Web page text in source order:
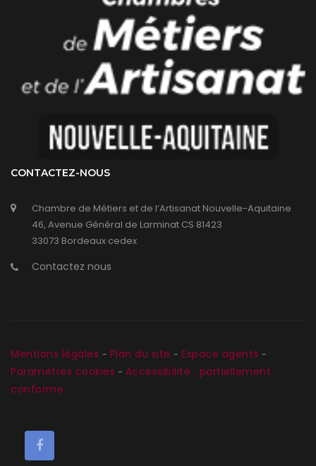
CONTACTEZ-NOUS
Chambre de Métiers et de l’Artisanat Nouvelle-Aquitaine
46, Avenue Général de Larminat CS 81423
33073 Bordeaux cedex
Contactez nous
Mentions légales - Plan du site - Espace agents -
Paramètres cookies - Accessibilité : partiellement
conforme